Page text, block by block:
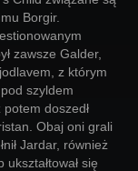
Borgir.
zawsze Galder,
z którym
szyldem
doszedł
Obaj oni grali
Jardar, również
się